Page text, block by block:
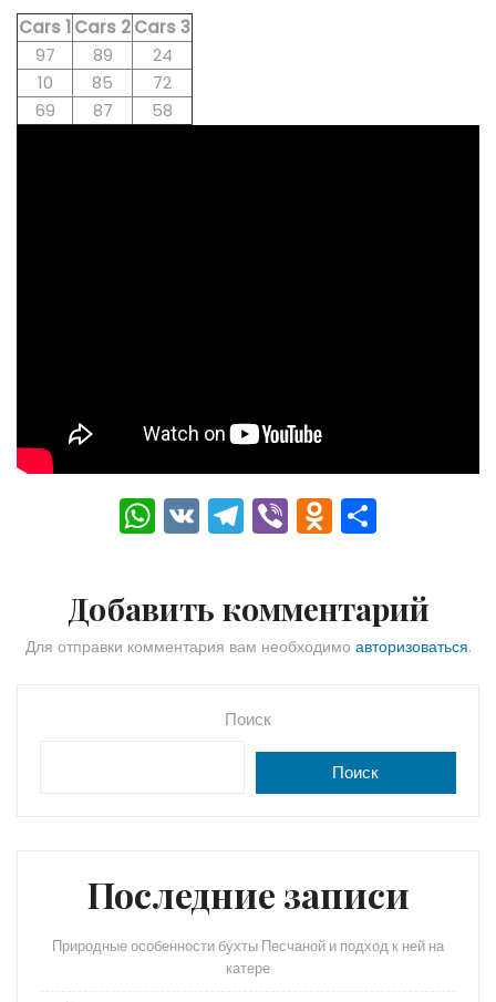
Cars 1Cars 2Cars 3
97
89
24
10
85
72
69
87 58
W
h
ts
A
V
K
T
el
gr
a
Vi
b
O
d
o
kl
s
ni
а
в
Добавить комментарий
Для отправки комментария вам необходимо авторизоваться.
Поиск
Поиск
Последние записи
Природные особенности бухты Песчаной и подход к ней на
катере